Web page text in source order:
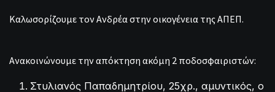
Καλωσορίζουμε τον Ανδρέα στην οικογένεια της ΑΠΕΠ.
Ανακοινώνουμε την απόκτηση ακόμη 2 ποδοσφαιριστών:
Στυλιανός Παπαδημητρίου, 25χρ., αμυντικός, ο